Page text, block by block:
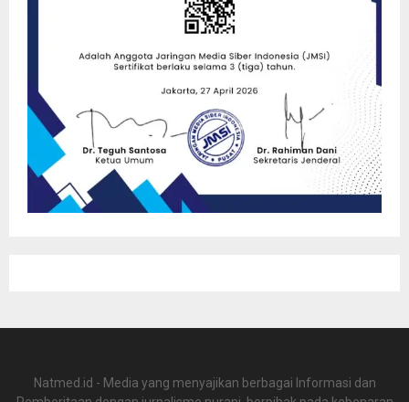
Natmed.id - Media yang menyajikan berbagai Informasi dan